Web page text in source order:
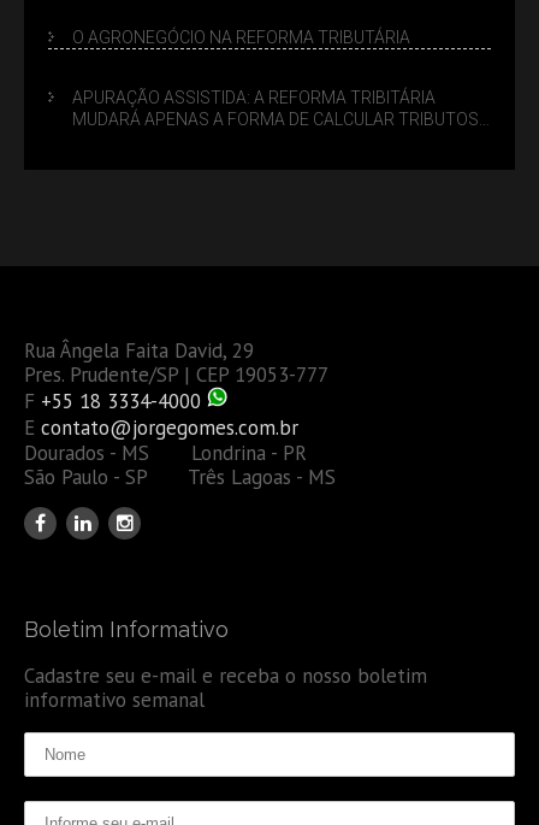
O AGRONEGÓCIO NA REFORMA TRIBUTÁRIA
APURAÇÃO ASSISTIDA: A REFORMA TRIBITÁRIA
MUDARÁ APENAS A FORMA DE CALCULAR TRIBUTOS
Rua Ângela Faita David, 29
Pres. Prudente/SP | CEP 19053-777
F +55 18 3334-4000
E contato@jorgegomes.com.br
Dourados - MS Londrina - PR
São Paulo - SP Três Lagoas - MS
Boletim Informativo
Cadastre seu e-mail e receba o nosso boletim
informativo semanal